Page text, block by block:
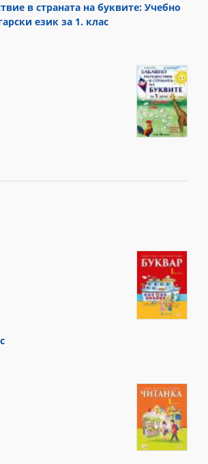
в страната на буквите: Учебно
език за 1. клас